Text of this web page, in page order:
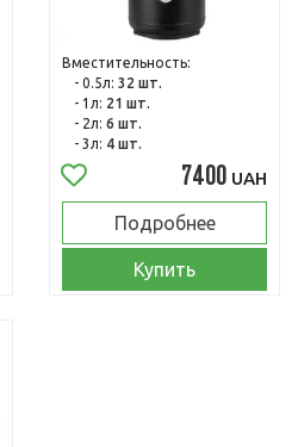
Вместительность:
- 0.5л: 32 шт.
- 1л: 21 шт.
- 2л: 6 шт.
- 3л: 4 шт.
7400 UAH
Подробнее
Купить